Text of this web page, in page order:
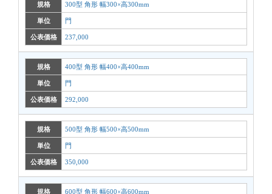
規格 300型 角形 幅300×高300mm
単位 門
公表価格 237,000
規格 400型 角形 幅400×高400mm
単位 門
公表価格 292,000
規格 500型 角形 幅500×高500mm
単位 門
公表価格 350,000
規格 600型 角形 幅600×高600mm